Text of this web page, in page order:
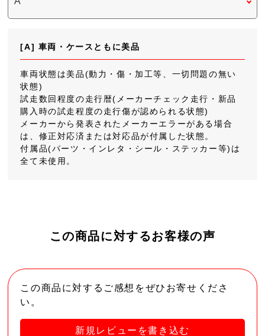
[A] 車両・ケースともに美品
車両状態は美品(動力・傷・加工等、一切問題の無い
状態)
試走数回程度の走行暦(メーカーチェック走行・新品
購入時の試走程度の走行傷が認められる状態)
メーカーから発表されたメーカーエラーがある場合
は、修正対応済または対応品が付属した状態。
付属品(パーツ・インレタ・シール・ステッカー等)は
全て未使用。
この商品に対するお客様の声
この商品に対するご感想をぜひお寄せくださ
い。
新規レビューを書き込む